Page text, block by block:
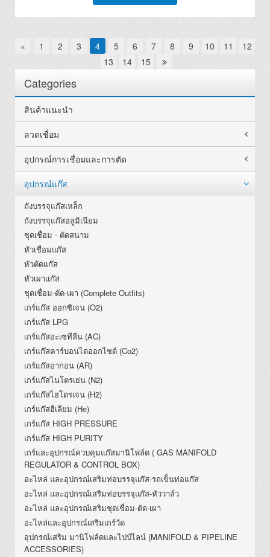
« 1 2 3 4 5 6 7 8 9 10 11
12
13
14 15
Categories
สินค้าแนะนำ
ลวดเชื่อม
อุปกรณ์การเชื่อมและการตัด
อุปกรณ์แก๊ส
ถังบรรจุแก๊สเหล็ก
ถังบรรจุแก๊สอลูมิเนียม
ชุดเชื่อม - ตัดสนาม
หัวเชื่อมแก๊ส
หัวตัดแก๊ส
หัวเผาแก๊ส
ชุดเชื่อม-ตัด-เผา (Complete Outfits)
เกร์แก๊ส ออกซิเจน (O2)
เกร์แก๊ส LPG
เกร์แก๊สอะเซทีลีน (AC)
เกร์แก๊สคาร์บอนไดออกไซด์ (Co2)
เกร์แก๊สอากอน (AR)
เกร์แก๊สไนโตรเย่น (N2)
เกร์แก๊สไฮโดรเจน (H2)
เกร์แก๊สฮีเลียม (He)
เกร์แก๊ส HIGH PRESSURE
เกร์แก๊ส HIGH PURITY
เกร์และอุปกรณ์ควบคุมแก๊สมานิโฟล์ด ( GAS MANIFOLD
REGULATOR & CONTROL BOX)
อะไหล่ และอุปกรณ์เสริมท่อบรรจุแก๊ส-รถเข็นท่อแก๊ส
อะไหล่ และอุปกรณ์เสริมท่อบรรจุแก๊ส-หัววาล์ว
อะไหล่ และอุปกรณ์เสริมชุดเชื่อม-ตัด-เผา
อะไหล่และอุปกรณ์เสริมเกร์วัด
อุปกรณ์เสริม มานิโฟล์ดและไปป์ไลน์ (MANIFOLD & PIPELINE
ACCESSORIES)